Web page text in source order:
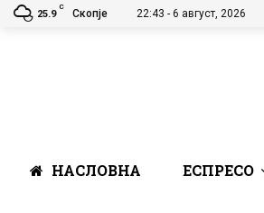
25.9
C
Скопје 22:43 - 6 август, 2026
НАСЛОВНА ЕСПРЕСО